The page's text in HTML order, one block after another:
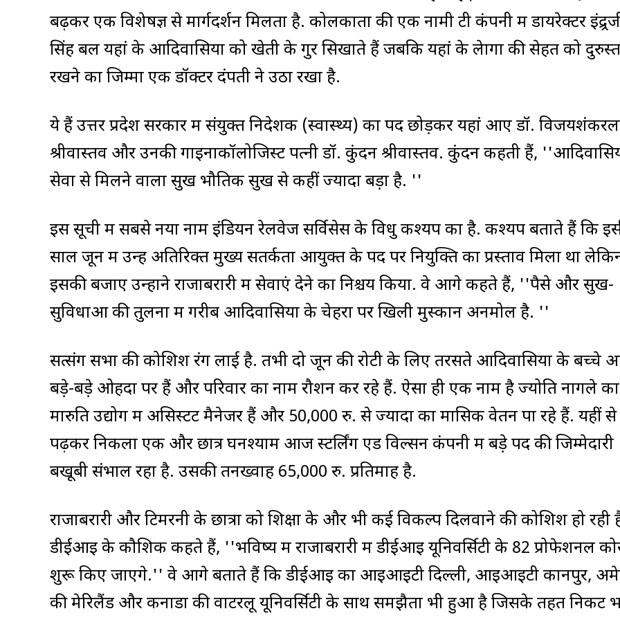
बढ़कर एक विशेषज्ञ से मार्गदर्शन मिलता है. कोलकाता की एक नामी टी कंपनी में डायरेक्टर
सिंह बल यहां के आदिवासियों को खेती के गुर सिखाते हैं जबकि यहां के लेागों की सेहत को दुरुस्त
रखने का जिम्मा एक डॉक्टर दंपती ने उठा रखा है.
ये हैं उत्तर प्रदेश सरकार में संयुक्त निदेशक (स्वास्थ्य) का पद छोड़कर यहां आए डॉ.
श्रीवास्तव और उनकी गाइनाकॉलोजिस्ट पत्नी डॉ. कुंदन श्रीवास्तव. कुंदन कहती हैं,
सेवा से मिलने वाला सुख भौतिक सुख से कहीं ज्यादा बड़ा है. ''
इस सूची में सबसे नया नाम इंडियन रेलवेज सर्विसेस के विधु कश्यप का है. कश्यप बताते हैं कि
साल जून में उन्हें अतिरिक्त मुख्य सतर्कता आयुक्त के पद पर नियुक्ति का प्रस्ताव मिला था
इसकी बजाए उन्होंने राजाबरारी में सेवाएं देने का निश्चय किया. वे आगे कहते हैं, ''पैसे और सुख-
सुविधाओं की तुलना में गरीब आदिवासियों के चेहरों पर खिली मुस्कान अनमोल है. ''
सत्संग सभा की कोशिश रंग लाई है. तभी दो जून की रोटी के लिए तरसते आदिवासियों के बच्चे
बड़े-बड़े ओहदों पर हैं और परिवार का नाम रौशन कर रहे हैं. ऐसा ही एक नाम है ज्योति नागले
मारुति उद्योग में असिस्टेंट मैनेजर हैं और 50,000 रु. से ज्यादा का मासिक वेतन पा रहे हैं. यहीं से
पढ़कर निकला एक और छात्र घनश्याम आज स्टर्लिंग ऐंड विल्सन कंपनी में बड़े पद की जिम्मेदारी
बखूबी संभाल रहा है. उसकी तनख्वाह 65,000 रु. प्रतिमाह है.
राजाबरारी और टिमरनी के छात्रों को शिक्षा के और भी कई विकल्प दिलवाने की कोशिश हो रही
डीईआइ के कौशिक कहते हैं, ''भविष्य में राजाबरारी में डीईआइ यूनिवर्सिटी के 82 प्रोफेशनल
शुरू किए जाऐंगे.'' वे आगे बताते हैं कि डीईआइ का आइआइटी दिल्ली, आइआइटी कानपुर,
की मेरिलैंड और कनाडा की वाटरलू यूनिवर्सिटी के साथ समझैता भी हुआ है जिसके तहत निकट